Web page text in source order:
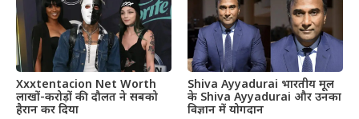
Xxxtentacion Net Worth
लाखों-करोड़ों की दौलत ने सबको
हैरान कर दिया
Shiva Ayyadurai भारतीय मूल
के Shiva Ayyadurai और उनका
विज्ञान में योगदान